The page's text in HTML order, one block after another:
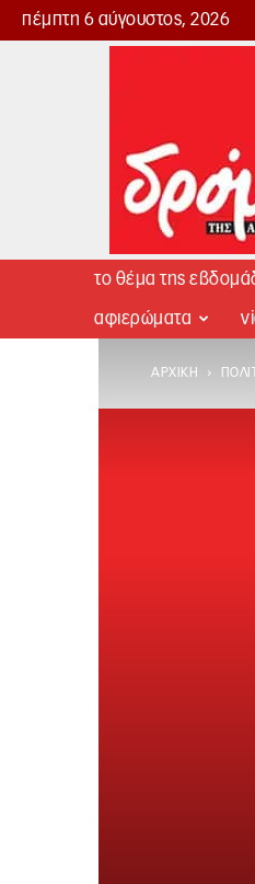
πέμπτη 6 αύγουστος, 2026
Δρόμος
το θέμα της
αφιερώματα
ΑΡΧΙΚΉ